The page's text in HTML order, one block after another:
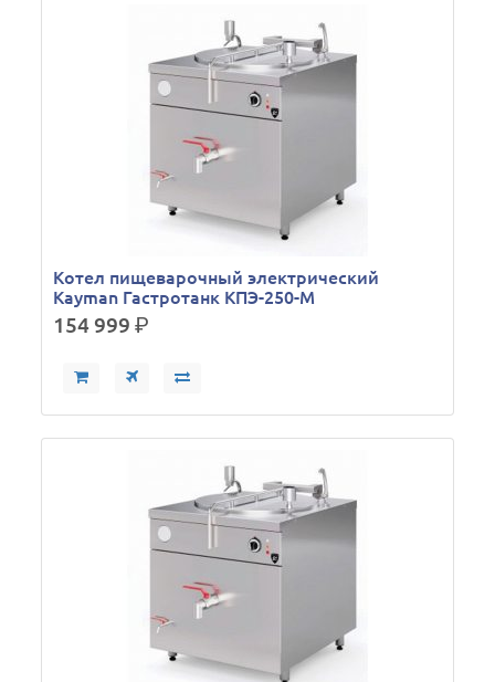
Кoтел пищеварочный электрический
Kayman Гастротанк КПЭ-250-М
154 999р.